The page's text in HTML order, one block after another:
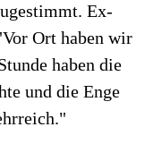
Ex-
Ort haben wir
haben die
und die Enge